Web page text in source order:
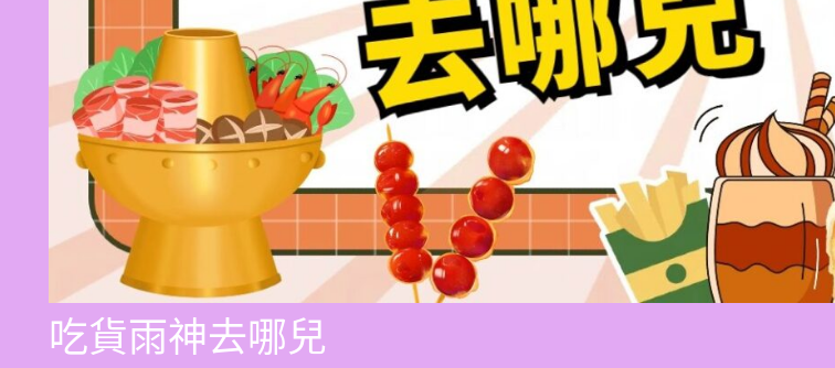
吃貨雨神去哪兒